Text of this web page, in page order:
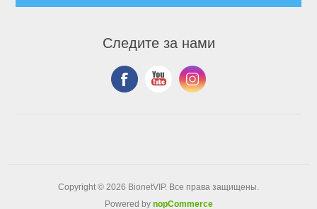
Следите за нами
Copyright © 2026 BionetVIP. Все права защищены.
Powered by nopCommerce